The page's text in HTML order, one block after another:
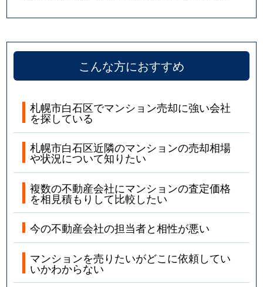
こんな方におすすめ
札幌市白石区でマンション売却に強い会社
を探している
札幌市白石区近隣のマンションの売却相場
や状況について知りたい
複数の不動産会社にマンションの査定価格
を相見積もりして比較したい
今の不動産会社の担当者と相性が悪い
マンションを売りたいがどこに依頼してい
いかわからない